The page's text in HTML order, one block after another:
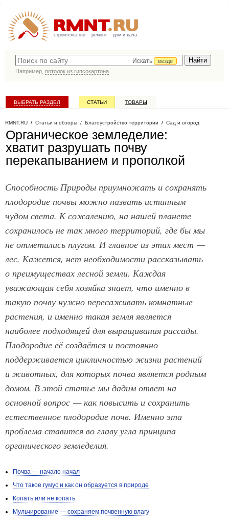
строительство ремонт дом и дача
Искать
везде
Например, потолок из гипсокартона
ВЫБРАТЬ РАЗДЕЛ СТАТЬИ ТОВАРЫ
RMNT.RU / Статьи и обзоры / Благоустройство территории / Сад и огород
Органическое земледелие:
хватит разрушать почву
перекапыванием и прополкой
Способность Природы приумножать и сохранять
плодородие почвы можно назвать истинным
чудом света. К сожалению, на нашей планете
сохранилось не так много территорий, где бы мы
не отметились плугом. И главное из этих мест —
лес. Кажется, нет необходимости рассказывать
о преимуществах лесной земли. Каждая
уважающая себя хозяйка знает, что именно в
такую почву нужно пересаживать комнатные
растения, и именно такая земля является
наиболее подходящей для выращивания рассады.
Плодородие её создаётся и постоянно
поддерживается цикличностью жизни растений
и животных, для которых почва является родным
домом. В этой статье мы дадим ответ на
основной вопрос — как повысить и сохранить
естественное плодородие почв. Именно эта
проблема ставится во главу угла принципа
органического земледелия.
Почва — начало начал
Что такое гумус и как он образуется в природе
Копать или не копать
Мульчирование — сохраняем почвенную влагу